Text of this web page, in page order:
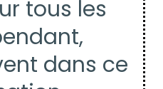
tous les
dans ce